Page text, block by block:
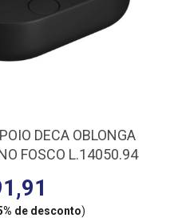
DECA OBLONGA
FOSCO L.14050.94
de desconto)